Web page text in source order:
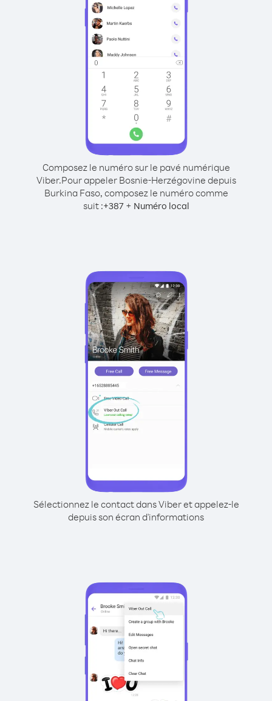
Composez le numéro sur le pavé numérique
Viber.Pour appeler Bosnie-Herzégovine depuis
Burkina Faso, composez le numéro comme
suit :+387+ Numéro local
Sélectionnez le contact dans Viber et appelez-le
depuis son écran d'informations